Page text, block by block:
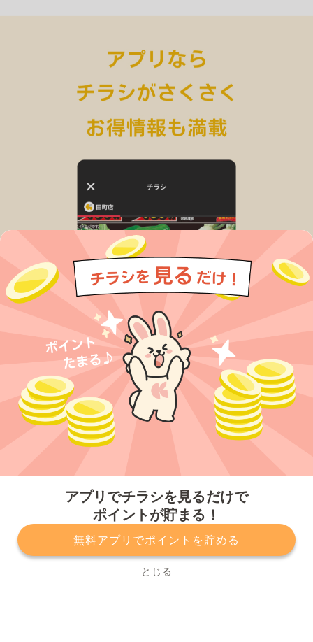
アプリでチラシを見るだけで
ポイントが貯まる！
無料アプリでポイントを貯める
とじる
プライバシーポリシー 利用規約
運営会社
サービスに関してのお問い合わせ